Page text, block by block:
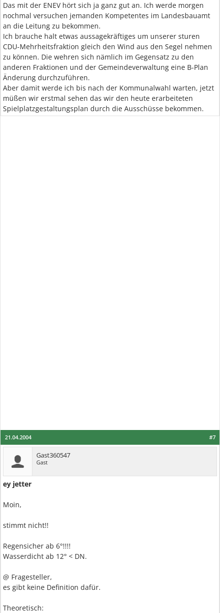
Das mit der ENEV hört sich ja ganz gut an. Ich werde morgen
nochmal versuchen jemanden Kompetentes im Landesbauamt
an die Leitung zu bekommen.
Ich brauche halt etwas aussagekräftiges um unserer sturen
CDU-Mehrheitsfraktion gleich den Wind aus den Segel nehmen
zu können. Die wehren sich nämlich im Gegensatz zu den
anderen Fraktionen und der Gemeindeverwaltung eine B-Plan
Änderung durchzuführen.
Aber damit werde ich bis nach der Kommunalwahl warten, jetzt
müßen wir erstmal sehen das wir den heute erarbeiteten
Spielplatzgestaltungsplan durch die Ausschüsse bekommen.
#7
21.04.2004
Gast360547
Gast
ey jetter
Moin,
stimmt nicht!!
Regensicher ab 6°!!!!
Wasserdicht ab 12° < DN.
@ Fragesteller,
es gibt keine Definition dafür.
Theoretisch: